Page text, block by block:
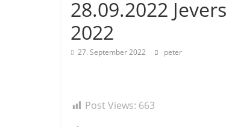
28.09.2022
2022
27. September 2022 peter
Post Views: 663